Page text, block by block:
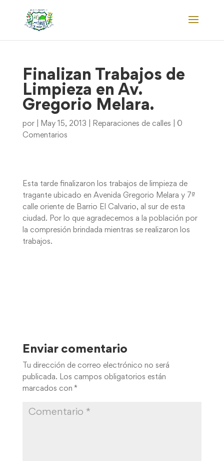
Finalizan Trabajos de
Limpieza en Av.
Gregorio Melara.
por May 15, 2013 Reparaciones de calles
0
Comentarios
Esta tarde finalizaron los trabajos de limpieza de
tragante ubicado en Avenida Gregorio Melara y 7ª
calle oriente de Barrio El Calvario, al sur de esta
ciudad. Por lo que agradecemos a la población por
la compresión brindada mientras se realizaron los
trabajos.
Enviar comentario
Tu dirección de correo electrónico no será
publicada.
Los campos obligatorios están
marcados con *